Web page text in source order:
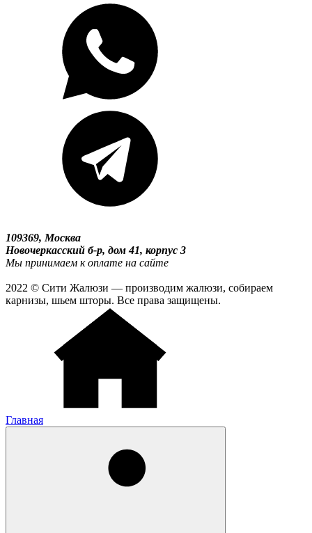
109369, Москва
Новочеркасский б-р, дом 41, корпус 3
Мы принимаем к оплате на сайте
2022 © Сити Жалюзи — производим жалюзи, собираем
карнизы, шьем шторы. Все права защищены.
Главная